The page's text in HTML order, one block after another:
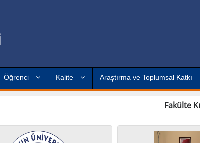
Öğrenci Kalite Araştırma ve Toplumsal Katkı
Fakülte